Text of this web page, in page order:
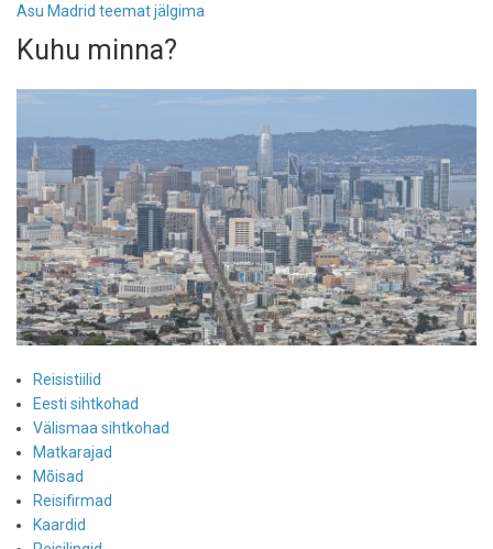
Quijote
Madridis
Asu Madrid teemat jälgima
Kuhu minna?
Reisistiilid
Eesti sihtkohad
Välismaa sihtkohad
Matkarajad
Mõisad
Reisifirmad
Kaardid